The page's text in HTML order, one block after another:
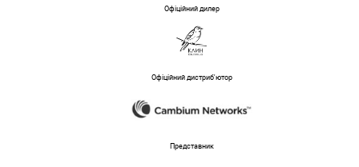
Офіційний дилер
Офіційний дистриб'ютор
Представник